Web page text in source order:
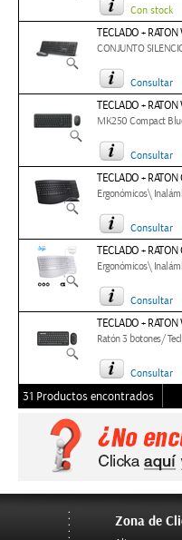
Con stock
TECLADO + RATON
CONJUNTO
Consultar
TECLADO +
MK250 Compact
Consultar
TECLADO +
Ergonómicos\
Consultar
TECLADO +
Ergonómicos\
Consultar
TECLADO +
Ratón 3 botones/
Consultar
31 Productos encontrados
Zona de